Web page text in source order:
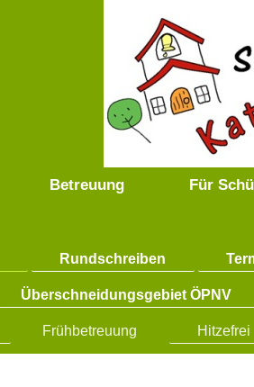
Betreuung Für
Rundschreiben
Überschneidungsgebiet ÖPNV
Frühbetreuung Hitzefrei